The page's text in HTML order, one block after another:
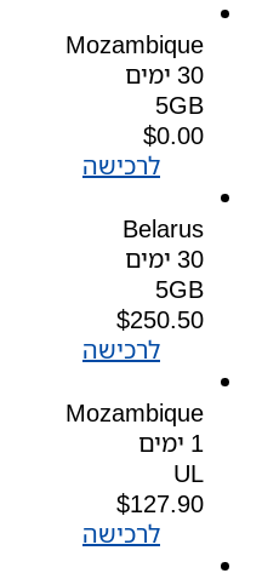
Mozambique
30 ימים
5GB
$0.00
לרכישה
Belarus
30 ימים
5GB
$250.50
לרכישה
Mozambique
1 ימים
UL
$127.90
לרכישה